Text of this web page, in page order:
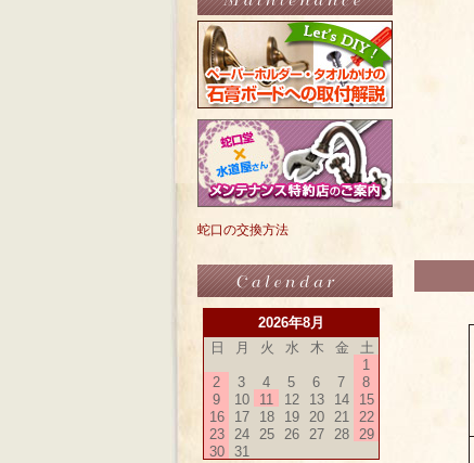
蛇口の交換方法
2026年8月
日
月 火 水 木 金
土
1
2
3 4 5 6 7
8
9
10 11 12 13 14
15
16
17 18 19 20 21
22
23
24 25 26 27 28
29
30
31